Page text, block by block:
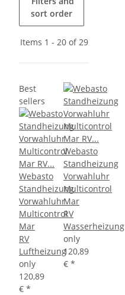
sort order
Items 1 - 20 of 29
Best
sellers
Webasto
Standheizung
Vorwahluhr
Multicontrol
Mar
RV
Luftheizung
only
120,89
€ *
Webasto
Standheizung
Vorwahluhr
Multicontrol
Mar
RV
Wasserheizung
only
120,89
€ *